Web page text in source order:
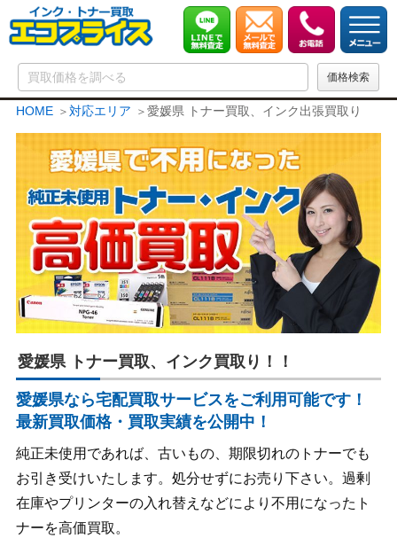
HOME 対応エリア 愛媛県 トナー買取、インク出張買取り
愛媛県 トナー買取、インク買取り！！
愛媛県なら宅配買取サービスをご利用可能です！
最新買取価格・買取実績を公開中！
純正未使用であれば、古いもの、期限切れのトナーでも
お引き受けいたします。処分せずにお売り下さい。過剰
在庫やプリンターの入れ替えなどにより不用になったト
ナーを高価買取。